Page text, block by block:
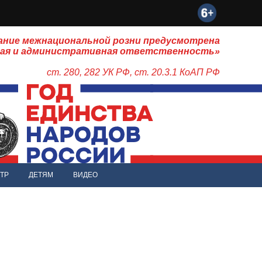
межнациональной розни предусмотрена
и административная ответственность»
ст. 280, 282 УК РФ, ст. 20.3.1 КоАП РФ
ДЕТЯМ ВИДЕО